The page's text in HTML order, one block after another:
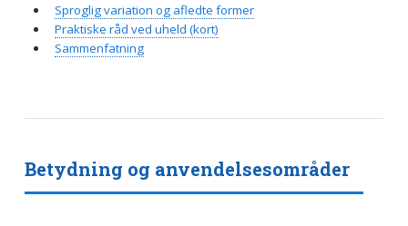
Betydning og anvendelsesområder
Sproglig variation og afledte former
Praktiske råd ved uheld (kort)
Sammenfatning